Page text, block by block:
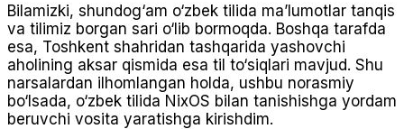
Bilamizki, shundog‘am o‘zbek tilida ma’lumotlar tanqis
va tilimiz borgan sari o‘lib bormoqda. Boshqa tarafda
esa, Toshkent shahridan tashqarida yashovchi
aholining aksar qismida esa til to‘siqlari mavjud. Shu
narsalardan ilhomlangan holda, ushbu norasmiy
bo‘lsada, o‘zbek tilida NixOS bilan tanishishga yordam
beruvchi vosita yaratishga kirishdim.